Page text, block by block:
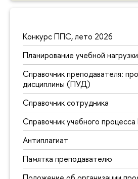
Конкурс ППС, лето 2026
Планирование учебной нагрузки
Справочник преподавателя:
дисциплины (ПУД)
Справочник сотрудника
Справочник учебного
Антиплагиат
Памятка преподавателю